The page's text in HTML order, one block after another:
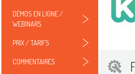
DÉMOS EN LIGNE /
WEBINARS
PRIX / TARIFS
COMMENTAIRES